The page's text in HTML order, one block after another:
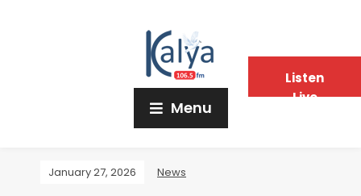
Menu
January 27, 2026 News
Listen
Live